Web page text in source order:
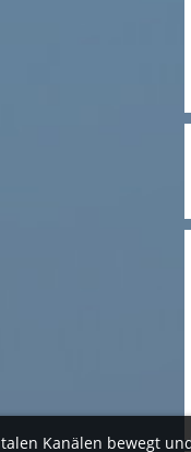
Kanälen bewegt